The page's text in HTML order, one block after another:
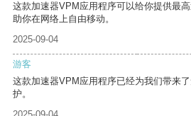
这款加速器VPM应用程序可以给你提供最
助你在网络上自由移动。
2025-09-04
游客
这款加速器VPM应用程序已经为我们带来
护。